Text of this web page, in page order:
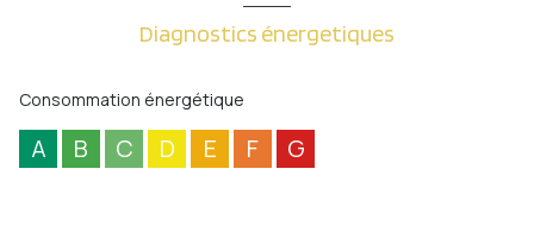
Diagnostics énergetiques
Consommation énergétique
A B C D E F G